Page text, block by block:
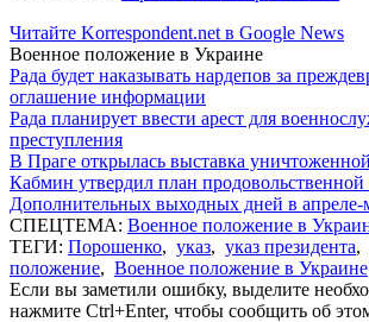
Читайте Korrespondent.net в Google News
Военное положение в Украине
Рада будет наказывать нардепов за
оглашение информации
Рада планирует ввести арест для
преступления
В Праге открылась выставка
Кабмин утвердил план продовольственной
Дополнительных выходных дней в апреле-
СПЕЦТЕМА: Военное положение в
ТЕГИ: Порошенко, указ, указ президента,
положение, Военное положение в Украине
Если вы заметили ошибку, выделите
нажмите Ctrl+Enter, чтобы сообщить об